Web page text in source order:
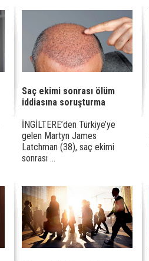
Saç ekimi sonrası ölüm
iddiasına soruşturma
İNGİLTERE’den Türkiye’ye
gelen Martyn James
Latchman (38), saç ekimi
sonrası ...